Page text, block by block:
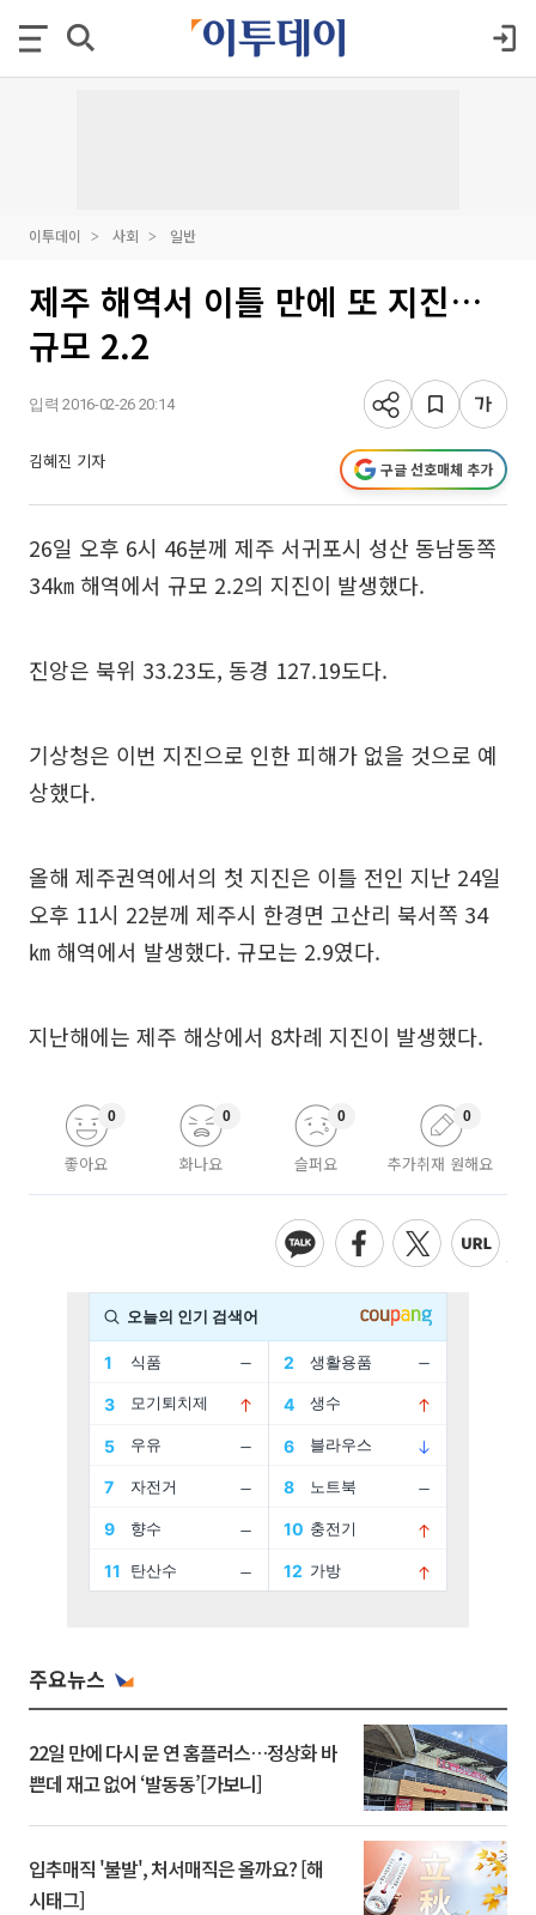
이투데이 사회 일반
제주 해역서 이틀 만에 또 지진…
규모 2.2
입력 2016-02-26 20:14
김혜진 기자 구글 선호매체 추가
26일 오후 6시 46분께 제주 서귀포시 성산 동남동쪽
34㎞ 해역에서 규모 2.2의 지진이 발생했다.
진앙은 북위 33.23도, 동경 127.19도다.
기상청은 이번 지진으로 인한 피해가 없을 것으로 예
상했다.
올해 제주권역에서의 첫 지진은 이틀 전인 지난 24일
오후 11시 22분께 제주시 한경면 고산리 북서쪽 34
㎞ 해역에서 발생했다. 규모는 2.9였다.
지난해에는 제주 해상에서 8차례 지진이 발생했다.
좋아요
0
화나요
0
슬퍼요
0
추가취재 원해요
0
주요뉴스
22일 만에 다시 문 연 홈플러스…정상화 바
쁜데 재고 없어 ‘발동동’[가보니]
입추매직 '불발', 처서매직은 올까요? [해
시태그]